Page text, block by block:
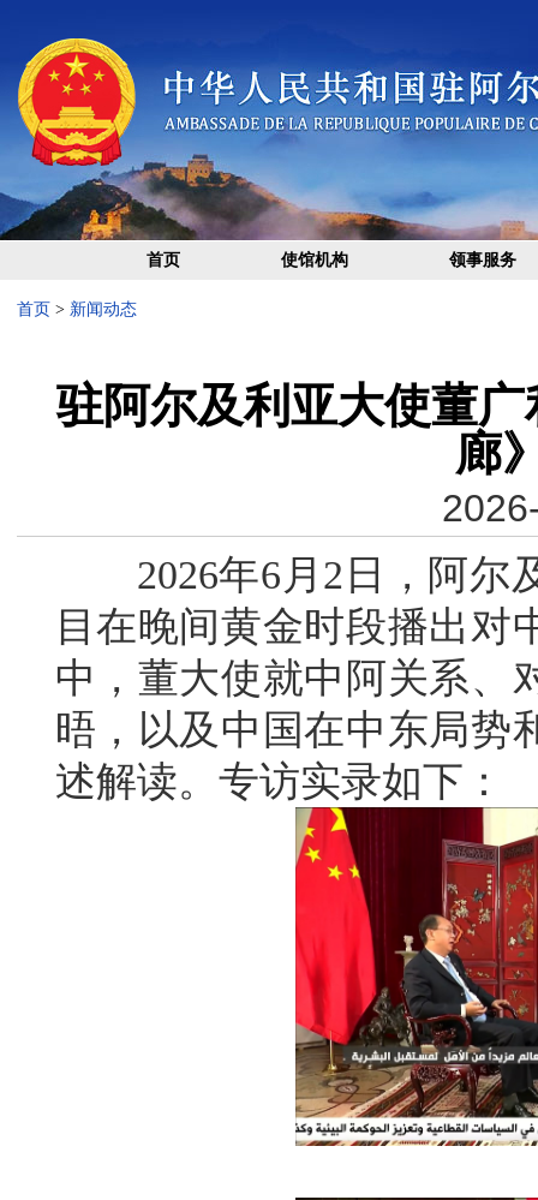
首页 使馆机构 领事服务
首页 > 新闻动态
驻阿尔及利亚大使董
廊
2026年6月2日，阿尔
目在晚间黄金时段播出对
中，董大使就中阿关系、
晤，以及中国在中东局势
述解读。专访实录如下：